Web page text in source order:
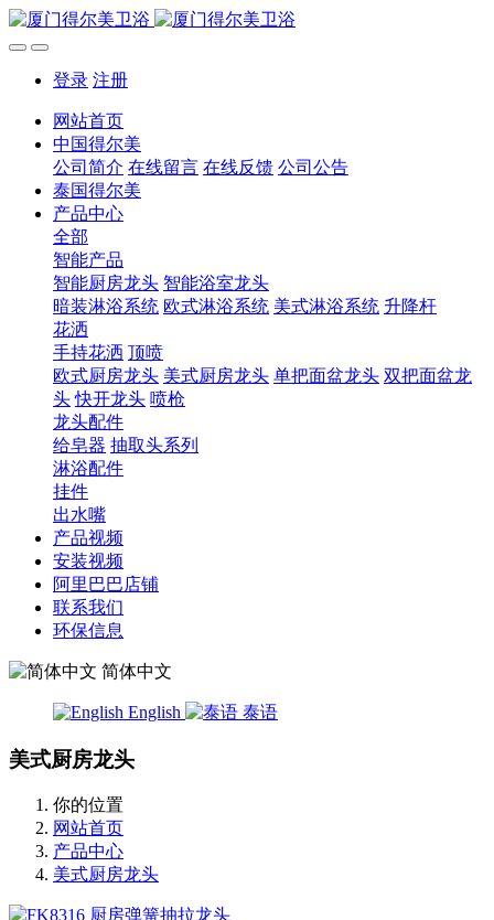
登录 注册
网站首页
中国得尔美
公司简介 在线留言 在线反馈 公司公告
泰国得尔美
产品中心
全部
智能产品
智能厨房龙头 智能浴室龙头
暗装淋浴系统 欧式淋浴系统 美式淋浴系统 升降杆
花洒
手持花洒 顶喷
欧式厨房龙头 美式厨房龙头 单把面盆龙头 双把面盆龙
头 快开龙头 喷枪
龙头配件
给皂器 抽取头系列
淋浴配件
挂件
出水嘴
产品视频
安装视频
阿里巴巴店铺
联系我们
环保信息
简体中文
English 泰语
美式厨房龙头
你的位置
网站首页
产品中心
美式厨房龙头